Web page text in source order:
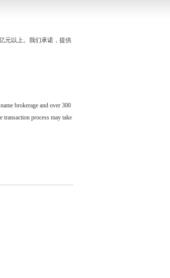
元以上。我们承诺，提供
brokerage and over 300
process may take